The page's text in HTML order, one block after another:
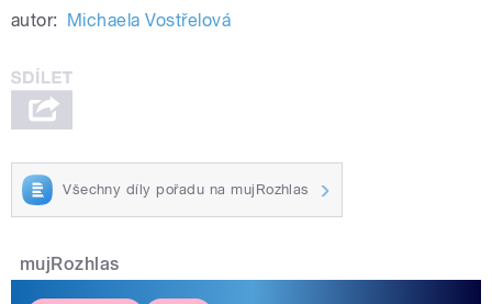
autor: Michaela Vostřelová
Všechny díly pořadu na mujRozhlas
mujRozhlas